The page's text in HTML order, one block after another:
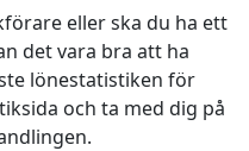
eller ska du ha ett
det vara bra att ha
lönestatistiken för
och ta med dig på